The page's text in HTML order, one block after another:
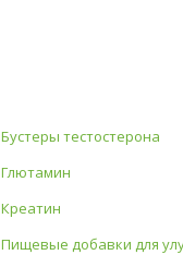
Бустеры тестостерона
Глютамин
Креатин
Пищевые добавки для